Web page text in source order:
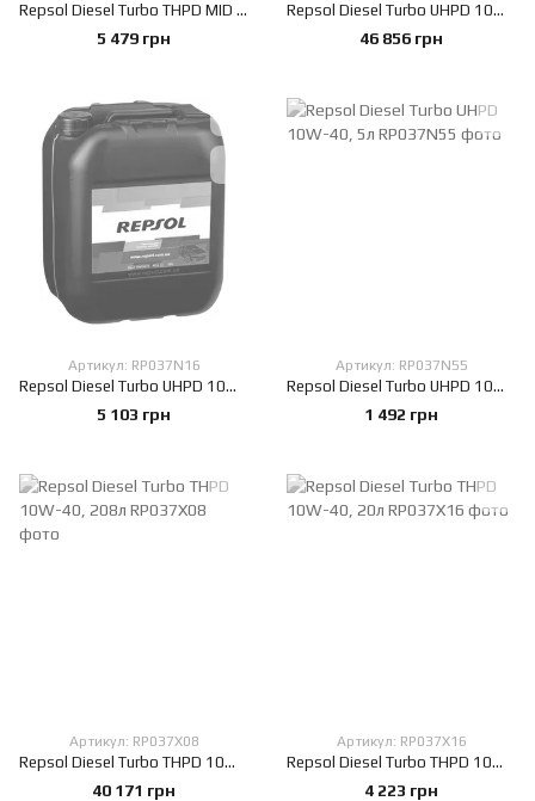
Repsol Diesel Turbo THPD MID SAPS 15W-40, 20л
5 479 грн
Repsol Diesel Turbo UHPD 10W-40, 208л
46 856 грн
Артикул: RP037N16
Repsol Diesel Turbo UHPD 10W-40, 20л
5 103 грн
Артикул: RP037N55
Repsol Diesel Turbo UHPD 10W-40, 5л
1 492 грн
Артикул: RP037X08
Repsol Diesel Turbo THPD 10W-40, 208л
40 171 грн
Артикул: RP037X16
Repsol Diesel Turbo THPD 10W-40, 20л
4 223 грн